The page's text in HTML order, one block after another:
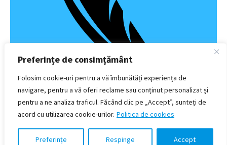
Preferințe de consimțământ
Folosim cookie-uri pentru a vă îmbunătăți experiența de
navigare, pentru a vă oferi reclame sau conținut personalizat și
pentru a ne analiza traficul. Făcând clic pe „Accept”, sunteți de
acord cu utilizarea cookie-urilor. Politica de cookies
Preferințe Respinge Accept
Sensibilă